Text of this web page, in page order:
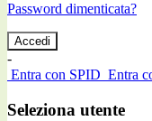
Password dimenticata?
-
Entra con SPID Entra
Seleziona utente